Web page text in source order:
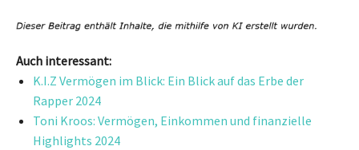
Auch interessant:
K.I.Z Vermögen im Blick: Ein Blick auf das Erbe der
Rapper 2024
Toni Kroos: Vermögen, Einkommen und finanzielle
Highlights 2024